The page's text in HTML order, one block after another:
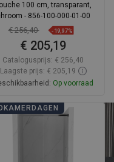
100 cm, transparant,
- 856-100-000-01-00
€ 256,40 -19,97%
€ 205,19
Catalogusprijs: € 256,40
Laagste prijs: € 205,19
Op voorraad
In winkelwagen